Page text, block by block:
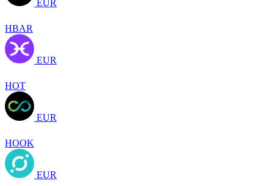
EUR
HBAR
EUR
HOT
EUR
HOOK
EUR